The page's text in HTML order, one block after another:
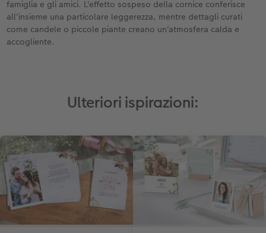
famiglia e gli amici. L'effetto sospeso della cornice conferisce
all'insieme una particolare leggerezza, mentre dettagli curati
come candele o piccole piante creano un'atmosfera calda e
accogliente.
Ulteriori ispirazioni: